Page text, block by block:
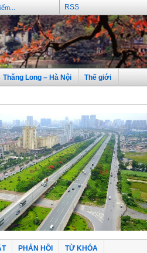
RSS
Thăng Long – Hà Nội Thế giới
PHẢN HỒI TỪ KHÓA